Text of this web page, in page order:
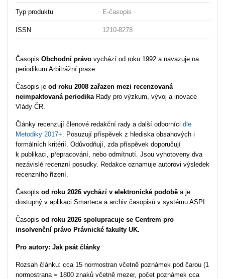
Typ produktu E-časopis
ISSN 1210-8278
Časopis Obchodní právo vychází od roku 1992 a navazuje na
periodikum Arbitrážní praxe.
Časopis je od roku 2008 zařazen mezi recenzovaná
neimpaktovaná periodika Rady pro výzkum, vývoj a inovace
Vlády ČR.
Články recenzují členové redakční rady a další odborníci dle
Metodiky 2017+ . Posuzují příspěvek z hlediska obsahových i
formálních kritérií. Odůvodňují, zda příspěvek doporučují
k publikaci, přepracování, nebo odmítnutí. Jsou vyhotoveny dva
nezávislé recenzní posudky. Redakce oznamuje autorovi výsledek
recenzního řízení.
Časopis od roku 2026 vychází v elektronické podobě a je
dostupný v aplikaci Smarteca a archiv časopisů v systému ASPI.
Časopis od roku 2026 spolupracuje se Centrem pro
insolvenční právo Právnické fakulty UK.
Pro autory: Jak psát články
Rozsah článku: cca 15 normostran včetně poznámek pod čarou (1
normostrana = 1800 znaků včetně mezer, počet poznámek cca